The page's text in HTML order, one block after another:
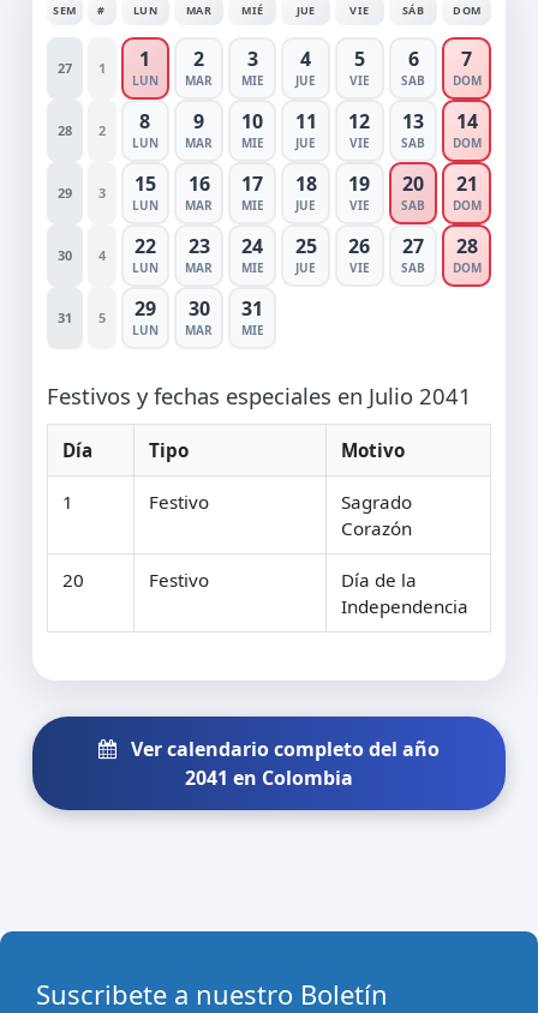
SEM # LUN MAR MIÉ JUE VIE SÁB DOM
27 1 1
LUN
2
MAR
3
MIE
4
JUE
5
VIE
6
SAB
7
DOM
28 2 8
LUN
9
MAR
10
MIE
11
JUE
12
VIE
13
SAB
14
DOM
29 3 15
LUN
16
MAR
17
MIE
18
JUE
19
VIE
20
SAB
21
DOM
30 4 22
LUN
23
MAR
24
MIE
25
JUE
26
VIE
27
SAB
28
DOM
31 5 29
LUN
30
MAR
31
MIE
Festivos y fechas especiales en Julio 2041
Día Tipo Motivo
1 Festivo
Sagrado
Corazón
20 Festivo
Día de la
Independencia
Ver calendario completo del año
2041 en Colombia
Suscribete a nuestro Boletín